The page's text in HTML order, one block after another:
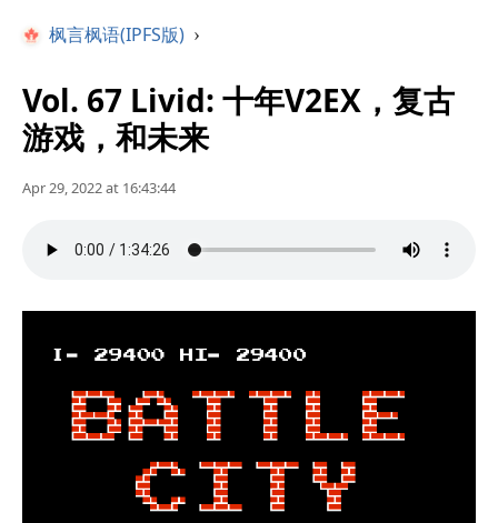
枫言枫语(IPFS版) ›
Vol. 67 Livid: 十年V2EX，复古
游戏，和未来
Apr 29, 2022 at 16:43:44